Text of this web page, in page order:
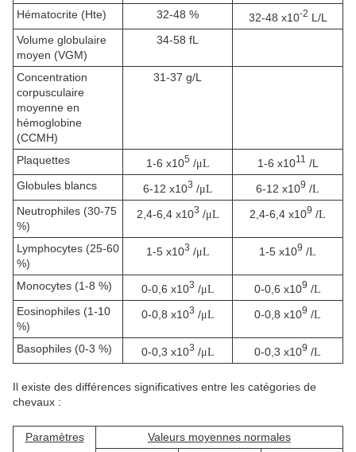
Hématocrite (Hte) 32-48 % 32-48 x10-2 L/L
Volume globulaire
moyen (VGM)
34-58 fL
Concentration
corpusculaire
moyenne en
hémoglobine
(CCMH)
31-37 g/L
Plaquettes 1-6 x105 /μL 1-6 x1011
/L
Globules blancs
6-12 x103 /μL 6-12 x109 /L
Neutrophiles (30-75
%)
2,4-6,4 x103 /μL 2,4-6,4 x109 /L
Lymphocytes (25-60
%)
1-5 x103 /μL 1-5 x109 /L
Monocytes (1-8 %) 0-0,6 x103 /μL 0-0,6 x109 /L
Eosinophiles (1-10
%)
0-0,8 x103 /μL 0-0,8 x109 /L
Basophiles (0-3 %) 0-0,3 x103 /μL 0-0,3 x109 /L
Il existe des différences significatives entre les catégories de
chevaux :
Paramètres
Valeurs moyennes normales